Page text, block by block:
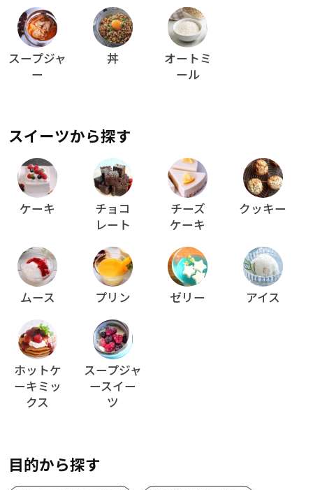
スープジャ
ー
丼
オートミ
ール
スイーツから探す
ケーキ
チョコ
レート
チーズ
ケーキ
クッキー
ムース プリン ゼリー アイス
ホットケ
ーキミッ
クス
スープジャ
ースイー
ツ
目的から探す